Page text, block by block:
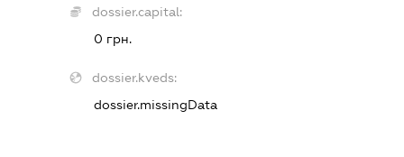
dossier.capital:
0 грн.
dossier.kveds:
dossier.missingData